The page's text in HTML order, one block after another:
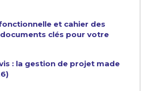
et cahier des
clés pour votre
: la gestion de projet made